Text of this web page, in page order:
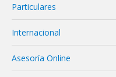
Particulares
Internacional
Asesoría Online